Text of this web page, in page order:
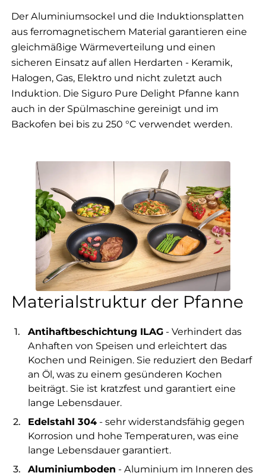
Der Aluminiumsockel und die Induktionsplatten
aus ferromagnetischem Material garantieren eine
gleichmäßige Wärmeverteilung und einen
sicheren Einsatz auf allen Herdarten - Keramik,
Halogen, Gas, Elektro und nicht zuletzt auch
Induktion. Die Siguro Pure Delight Pfanne kann
auch in der Spülmaschine gereinigt und im
Backofen bei bis zu 250 °C verwendet werden.
Materialstruktur der Pfanne
Antihaftbeschichtung ILAG - Verhindert das
Anhaften von Speisen und erleichtert das
Kochen und Reinigen. Sie reduziert den Bedarf
an Öl, was zu einem gesünderen Kochen
beiträgt. Sie ist kratzfest und garantiert eine
lange Lebensdauer.
Edelstahl 304 - sehr widerstandsfähig gegen
Korrosion und hohe Temperaturen, was eine
lange Lebensdauer garantiert.
Aluminiumboden - Aluminium im Inneren des